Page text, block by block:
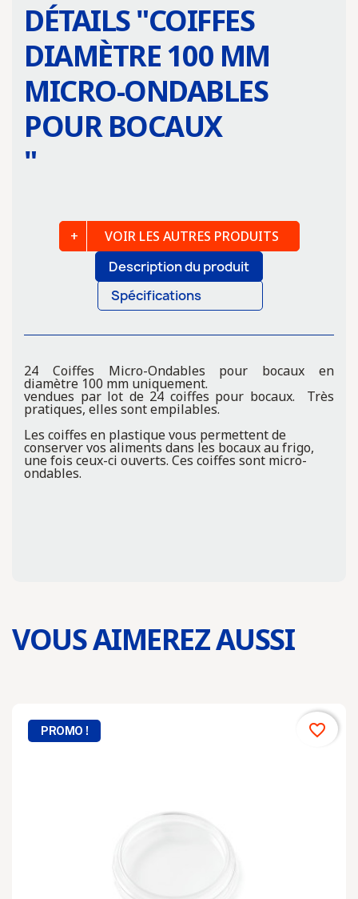
DÉTAILS "COIFFES
DIAMÈTRE 100 MM
MICRO-ONDABLES
POUR BOCAUX
"
Description du produit
Spécifications
VOIR LES AUTRES PRODUITS
24 Coiffes Micro-Ondables pour bocaux en
diamètre 100 mm uniquement.
vendues par lot de 24 coiffes pour bocaux. Très
pratiques, elles sont empilables.
Les coiffes en plastique vous permettent de
conserver vos aliments dans les bocaux au frigo,
une fois ceux-ci ouverts. Ces coiffes sont micro-
ondables.
VOUS AIMEREZ AUSSI
PROMO ! favorite_border